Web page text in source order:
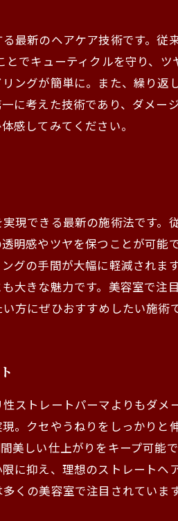
最新のヘアケア技術です。従
でキューティクルを守り、
ングが簡単に。また、繰り返
に考えた技術であり、ダメー
感してみてください。
現できる最新の施術法です。
明感やツヤを保つことが可能
グの手間が大幅に軽減されま
大きな魅力です。美容室で注
方にぜひおすすめしたい施術で
ストレートパーマよりもダメ
。クセやうねりをしっかりと
美しい仕上がりをキープ可能
に抑え、理想のストレートヘ
くの美容室で注目されていま